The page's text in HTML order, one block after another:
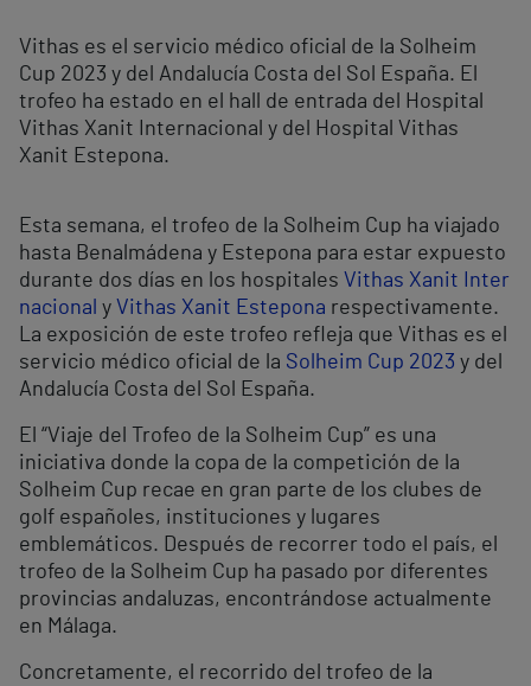
Vithas es el servicio médico oficial de la Solheim
Cup 2023 y del Andalucía Costa del Sol España. El
trofeo ha estado en el hall de entrada del Hospital
Vithas Xanit Internacional y del Hospital Vithas
Xanit Estepona.
Esta semana, el trofeo de la Solheim Cup ha viajado
hasta Benalmádena y Estepona para estar expuesto
durante dos días en los hospitales Vithas Xanit Inter
nacional y Vithas Xanit Estepona respectivamente.
La exposición de este trofeo refleja que Vithas es el
servicio médico oficial de la Solheim Cup 2023 y del
Andalucía Costa del Sol España.
El “Viaje del Trofeo de la Solheim Cup” es una
iniciativa donde la copa de la competición de la
Solheim Cup recae en gran parte de los clubes de
golf españoles, instituciones y lugares
emblemáticos. Después de recorrer todo el país, el
trofeo de la Solheim Cup ha pasado por diferentes
provincias andaluzas, encontrándose actualmente
en Málaga.
Concretamente, el recorrido del trofeo de la